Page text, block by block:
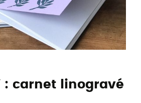
: carnet linogravé